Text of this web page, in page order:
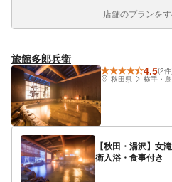
店舗のプランを
旅館多郎兵衛
4.5(2
秋田県
横手・
【秋田・湯沢】女
衛入浴・食事付き